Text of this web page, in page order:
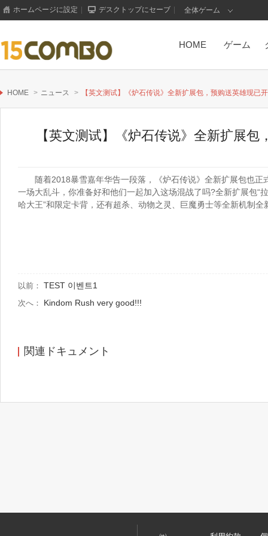
ホームページに設定 デスクトップにセーブ 全体ゲーム
HOME ゲーム
HOME > ニュース > 【英文测试】《炉石传说》全新扩展包，预购送英雄现已
【英文测试】《炉石传说》全新扩展
随着2018暴雪嘉年华告一段落，《炉石传说》全新扩展包也
一场大乱斗，你准备好和他们一起加入这场混战了吗?全新扩展包“
哈大王”和限定卡背，还有超杀、动物之灵、巨魔勇士等全新机制全
以前： TEST 이벤트1
次へ： Kindom Rush very good!!!
関連ドキュメント